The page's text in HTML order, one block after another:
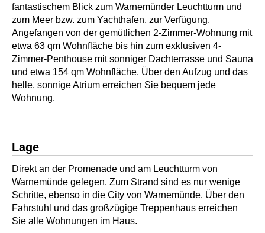
fantastischem Blick zum Warnemünder Leuchtturm und
zum Meer bzw. zum Yachthafen, zur Verfügung.
Angefangen von der gemütlichen 2-Zimmer-Wohnung mit
etwa 63 qm Wohnfläche bis hin zum exklusiven 4-
Zimmer-Penthouse mit sonniger Dachterrasse und Sauna
und etwa 154 qm Wohnfläche. Über den Aufzug und das
helle, sonnige Atrium erreichen Sie bequem jede
Wohnung.
Lage
Direkt an der Promenade und am Leuchtturm von
Warnemünde gelegen. Zum Strand sind es nur wenige
Schritte, ebenso in die City von Warnemünde. Über den
Fahrstuhl und das großzügige Treppenhaus erreichen
Sie alle Wohnungen im Haus.